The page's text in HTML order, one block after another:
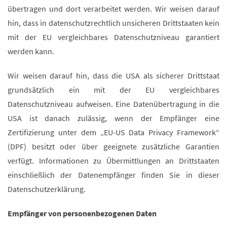
übertragen und dort verarbeitet werden. Wir weisen darauf
hin, dass in datenschutzrechtlich unsicheren Drittstaaten kein
mit der EU vergleichbares Datenschutzniveau garantiert
werden kann.
Wir weisen darauf hin, dass die USA als sicherer Drittstaat
grundsätzlich ein mit der EU vergleichbares
Datenschutzniveau aufweisen. Eine Datenübertragung in die
USA ist danach zulässig, wenn der Empfänger eine
Zertifizierung unter dem „EU-US Data Privacy Framework“
(DPF) besitzt oder über geeignete zusätzliche Garantien
verfügt. Informationen zu Übermittlungen an Drittstaaten
einschließlich der Datenempfänger finden Sie in dieser
Datenschutzerklärung.
Empfänger von personenbezogenen Daten